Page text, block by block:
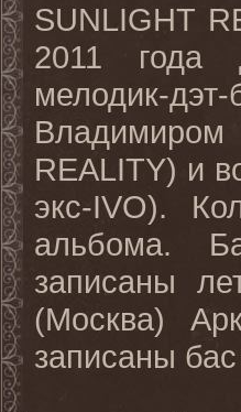
SUNLIGHT
2011 года
мелодик-
REALITY) и
экс-IVO).
альбома.
записаны
(Москва)
записаны